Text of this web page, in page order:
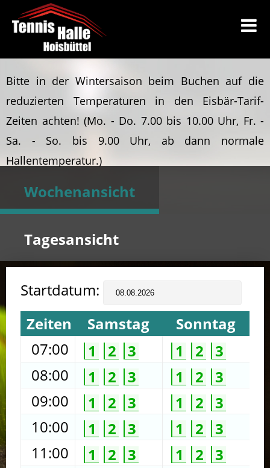
Bitte in der Wintersaison beim Buchen auf die
reduzierten Temperaturen in den Eisbär-Tarif-
Zeiten achten! (Mo. - Do. 7.00 bis 10.00 Uhr, Fr. -
Sa. - So. bis 9.00 Uhr, ab dann normale
Hallentemperatur.)
Wochenansicht
Tagesansicht
Startdatum:
Zeiten
Samstag
Sonntag
07:00
1 2 3 1 2
3
08:00
1 2 3 1 2
3
09:00
1 2 3 1 2
3
10:00
1 2 3 1 2
3
11:00
1 2 3 1 2
3